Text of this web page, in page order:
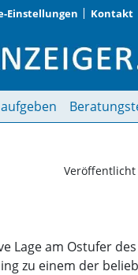
Einstellungen Kontakt
es
Veröffentlicht
Lage am Ostufer
zu einem der